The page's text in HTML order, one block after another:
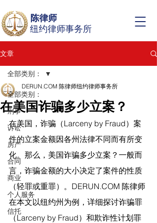
纽约律师事务所
陈律师
文章
全部类别：
刑事
诉讼
房产
合同
商业
个人服务
信托
全部类别：
在美国诈骗多少立案？
DERUN.COM 陈律师纽约律师事务所
在美国，诈骗（Larceny by Fraud）案
件的立案金额因各州法律不同而有所变
化。那么，美国诈骗多少立案？一般而
言，诈骗金额的大小决定了案件的性质
（轻罪或重罪）。 DERUN.COM 陈律师
在本文以纽约州为例，详细探讨诈骗罪
（Larceny by Fraud）和欺诈性计划罪